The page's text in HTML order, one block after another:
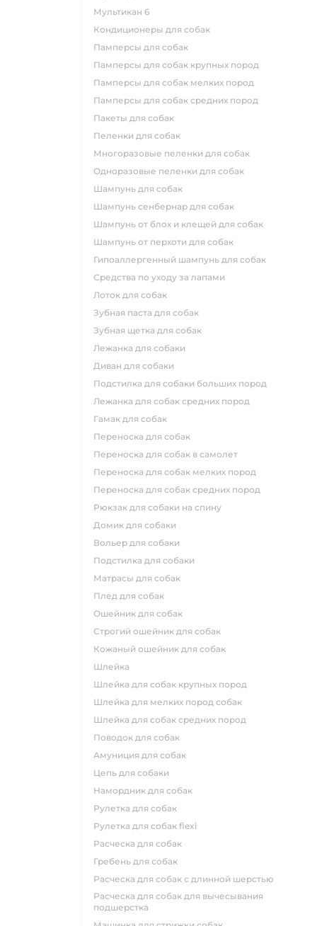
мультикан 6
кондиционеры для собак
памперсы для собак
памперсы для собак крупных пород
памперсы для собак мелких пород
памперсы для собак средних пород
пакеты для собак
пеленки для собак
многоразовые пеленки для собак
одноразовые пеленки для собак
шампунь для собак
шампунь сенбернар для собак
шампунь от блох и клещей для собак
шампунь от перхоти для собак
гипоаллергенный шампунь для собак
средства по уходу за лапами
лоток для собак
зубная паста для собак
зубная щетка для собак
лежанка для собаки
диван для собаки
подстилка для собаки больших пород
лежанка для собак средних пород
гамак для собак
переноска для собак
переноска для собак в самолет
переноска для собак мелких пород
переноска для собак средних пород
рюкзак для собаки на спину
домик для собаки
вольер для собаки
подстилка для собаки
матрасы для собак
плед для собак
ошейник для собак
строгий ошейник для собак
кожаный ошейник для собак
шлейка
шлейка для собак крупных пород
шлейка для мелких пород собак
шлейка для собак средних пород
поводок для собак
амуниция для собак
цепь для собаки
намордник для собак
рулетка для собак
рулетка для собак flexi
расческа для собак
гребень для собак
расческа для собак с длинной шерстью
расческа для собак для вычесывания
подшерстка